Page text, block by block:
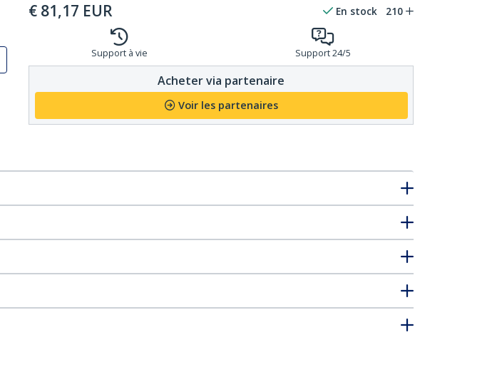
€ 81,17 EUR En stock 210
Support à vie Support 24/5
Acheter via partenaire
Voir les partenaires